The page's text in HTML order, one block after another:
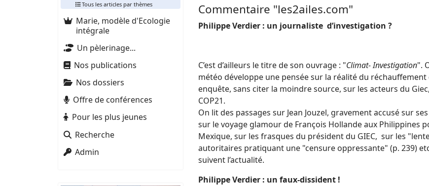
Tous les articles par thèmes
Marie, modèle d'Ecologie
intégrale
Un pèlerinage...
Nos publications
Nos dossiers
Offre de conférences
Pour les plus jeunes
Recherche
Admin
Commentaire "les2ailes.com"
Philippe Verdier : un journaliste d’investigation ?
C’est d’ailleurs le titre de son ouvrage : "Climat- Investigation".
météo développe une pensée sur la réalité du
enquête, sans citer la moindre source, sur les acteurs du
COP21.
On lit des passages sur Jean Jouzel, gravement accusé sur
sur le voyage glamour de François Hollande aux Philippines
Mexique, sur les frasques du président du GIEC, sur les
autoritaires pratiquant une "censure oppressante" (p. 239)
suivent l’actualité.
Philippe Verdier : un faux-dissident !